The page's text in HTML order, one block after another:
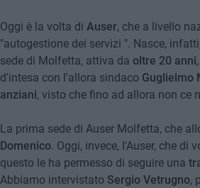
Oggi è la volta di Auser, che a livello
"autogestione dei servizi ". Nasce,
sede di Molfetta, attiva da oltre 20 anni
d'intesa con l'allora sindaco Guglielmo
anziani, visto che fino ad allora non ce
La prima sede di Auser Molfetta, che
Domenico. Oggi, invece, l'Auser, che di
questo le ha permesso di seguire una
Abbiamo intervistato Sergio Vetrugno,